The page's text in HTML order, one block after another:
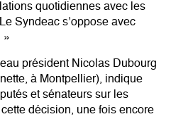
quotidiennes avec les
Syndeac s’oppose avec
»
président Nicolas Dubourg
à Montpellier), indique
et sénateurs sur les
décision, une fois encore